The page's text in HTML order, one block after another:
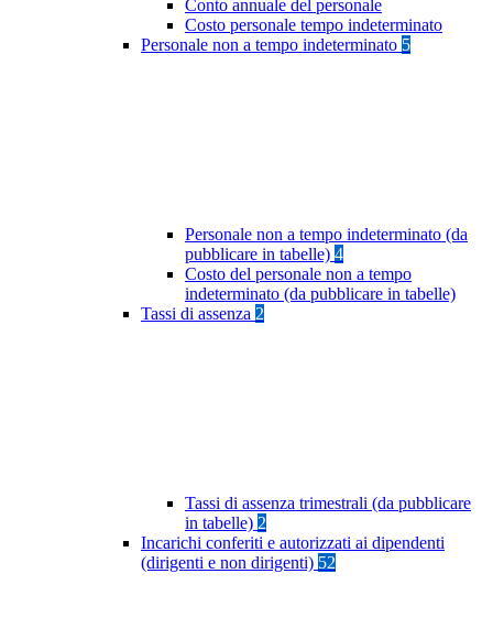
Conto annuale del personale
Costo personale tempo indeterminato
Personale non a tempo indeterminato 5
Personale non a tempo indeterminato (da
pubblicare in tabelle) 4
Costo del personale non a tempo
indeterminato (da pubblicare in tabelle)
Tassi di assenza 2
Tassi di assenza trimestrali (da pubblicare
in tabelle) 2
Incarichi conferiti e autorizzati ai dipendenti
(dirigenti e non dirigenti) 52